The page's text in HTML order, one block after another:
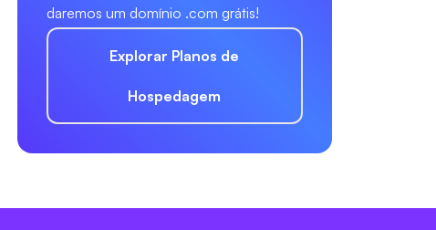
daremos um domínio .com grátis!
Explorar Planos de
Hospedagem